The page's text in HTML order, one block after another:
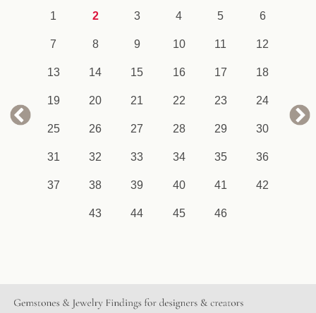
1 2 3 4 5 6
7 8 9 10 11 12
13 14 15 16 17 18
19 20 21 22 23 24
25 26 27 28 29 30
31 32 33 34 35 36
37 38 39 40 41 42
43 44 45 46